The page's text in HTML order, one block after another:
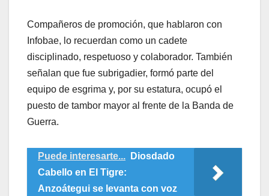
Compañeros de promoción, que hablaron con
Infobae, lo recuerdan como un cadete
disciplinado, respetuoso y colaborador. También
señalan que fue subrigadier, formó parte del
equipo de esgrima y, por su estatura, ocupó el
puesto de tambor mayor al frente de la Banda de
Guerra.
Puede interesarte...
Diosdado
Cabello en El Tigre:
Anzoátegui se levanta con voz